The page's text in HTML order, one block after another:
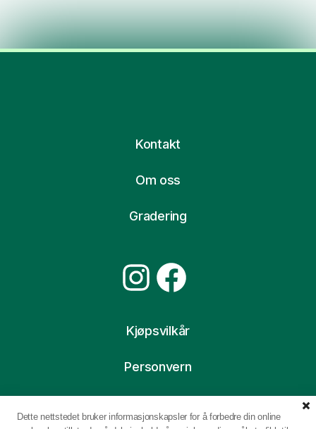
Kontakt
Om oss
Gradering
Instagram
Facebook
Kjøpsvilkår
Personvern
Dette nettstedet bruker informasjonskapsler for å forbedre din online